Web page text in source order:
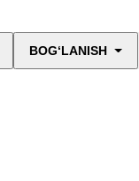
BOG‘LANISH